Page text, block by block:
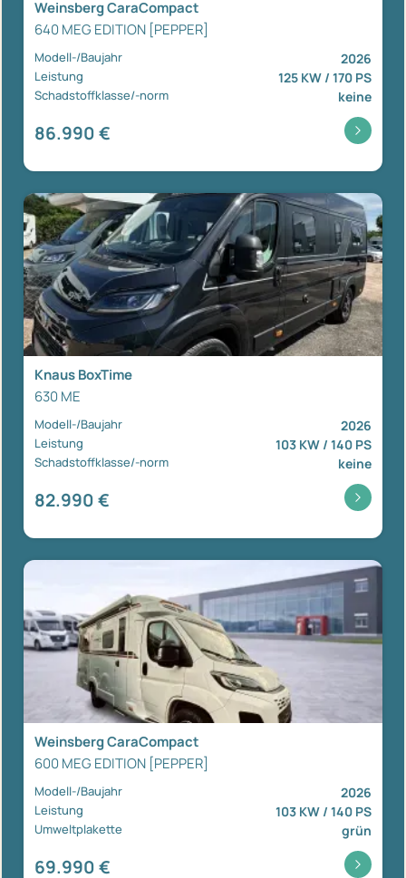
Weinsberg CaraCompact
640 MEG EDITION [PEPPER]
Modell-/Baujahr 2026
Leistung 125 KW / 170 PS
Schadstoffklasse/-norm keine
86.990 €
Knaus BoxTime
630 ME
Modell-/Baujahr 2026
Leistung 103 KW / 140 PS
Schadstoffklasse/-norm keine
82.990 €
Weinsberg CaraCompact
600 MEG EDITION [PEPPER]
Modell-/Baujahr 2026
Leistung 103 KW / 140 PS
Umweltplakette grün
69.990 €